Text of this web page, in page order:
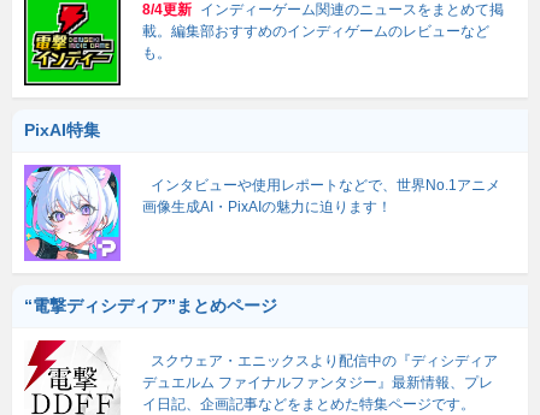
8/4更新 インディーゲーム関連のニュースをまとめて掲
載。編集部おすすめのインディゲームのレビューなど
も。
PixAI特集
インタビューや使用レポートなどで、世界No.1アニメ
画像生成AI・PixAIの魅力に迫ります！
“電撃ディシディア”まとめページ
スクウェア・エニックスより配信中の『ディシディア
デュエルム ファイナルファンタジー』最新情報、プレ
イ日記、企画記事などをまとめた特集ページです。